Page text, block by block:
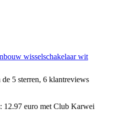
wisselschakelaar wit
5 sterren, 6 klantreviews
12.97 euro met Club Karwei